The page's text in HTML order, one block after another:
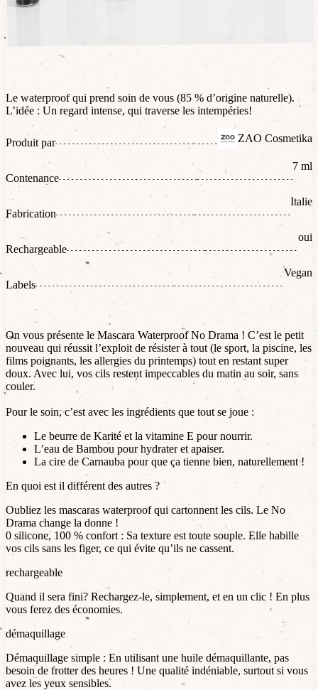
Le waterproof qui prend soin de vous (85 % d’origine naturelle).
L’idée : Un regard intense, qui traverse les intempéries!
Produit par ZAO Cosmetika
Contenance
7 ml
Fabrication
Italie
Rechargeable
oui
Labels
Vegan
On vous présente le Mascara Waterproof No Drama ! C’est le petit
nouveau qui réussit l’exploit de résister à tout (le sport, la piscine, les
films poignants, les allergies du printemps) tout en restant super
doux. Avec lui, vos cils restent impeccables du matin au soir, sans
couler.
Pour le soin, c’est avec les ingrédients que tout se joue :
Le beurre de Karité et la vitamine E pour nourrir.
L’eau de Bambou pour hydrater et apaiser.
La cire de Carnauba pour que ça tienne bien, naturellement !
En quoi est il différent des autres ?
Oubliez les mascaras waterproof qui cartonnent les cils. Le No
Drama change la donne !
0 silicone, 100 % confort : Sa texture est toute souple. Elle habille
vos cils sans les figer, ce qui évite qu’ils ne cassent.
rechargeable
Quand il sera fini? Rechargez-le, simplement, et en un clic ! En plus
vous ferez des économies.
démaquillage
Démaquillage simple : En utilisant une huile démaquillante, pas
besoin de frotter des heures ! Une qualité indéniable, surtout si vous
avez les yeux sensibles.